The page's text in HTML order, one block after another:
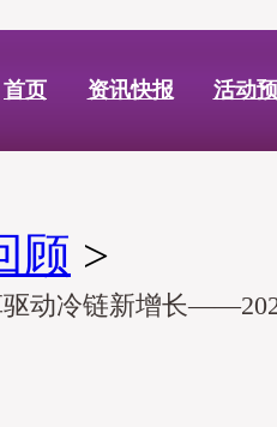
首页 资讯快报 活动
顾 >
驱动冷链新增长